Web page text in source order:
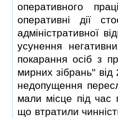
оперативного
оперативнi дiї
адмiнiстративної
усунення
покарання осiб з
мирних зiбрань" вiд
недопущення
мали мiсце пiд час
що втратили